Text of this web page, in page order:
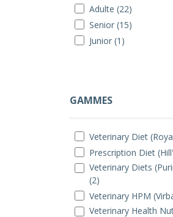
Adulte (22)
Senior (15)
Junior (1)
GAMMES
Veterinary Diet
Prescription Diet
Veterinary Diets
(2)
Veterinary HPM
Veterinary Health